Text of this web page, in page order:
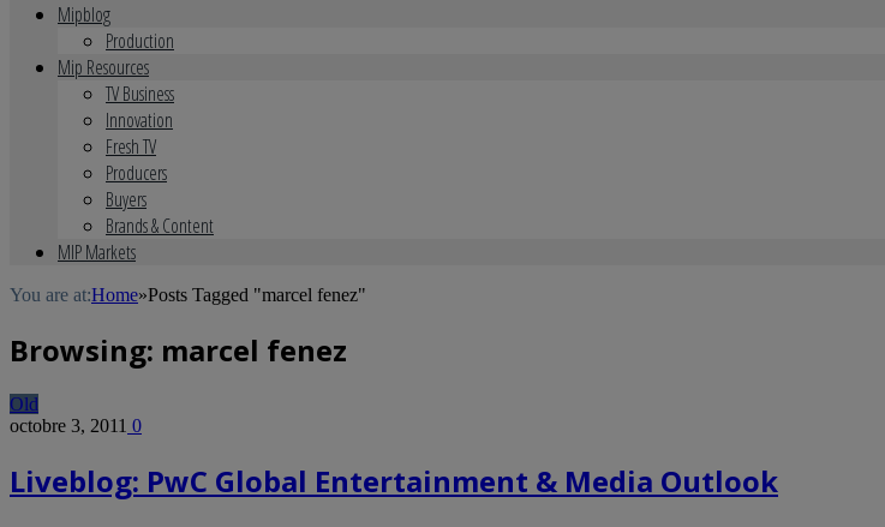
Mipblog
Production
Mip Resources
TV Business
Innovation
Fresh TV
Producers
Buyers
Brands & Content
MIP Markets
You are at:Home»Posts Tagged "marcel fenez"
Browsing: marcel fenez
Old
octobre 3, 2011 0
Liveblog: PwC Global Entertainment & Media Outlook